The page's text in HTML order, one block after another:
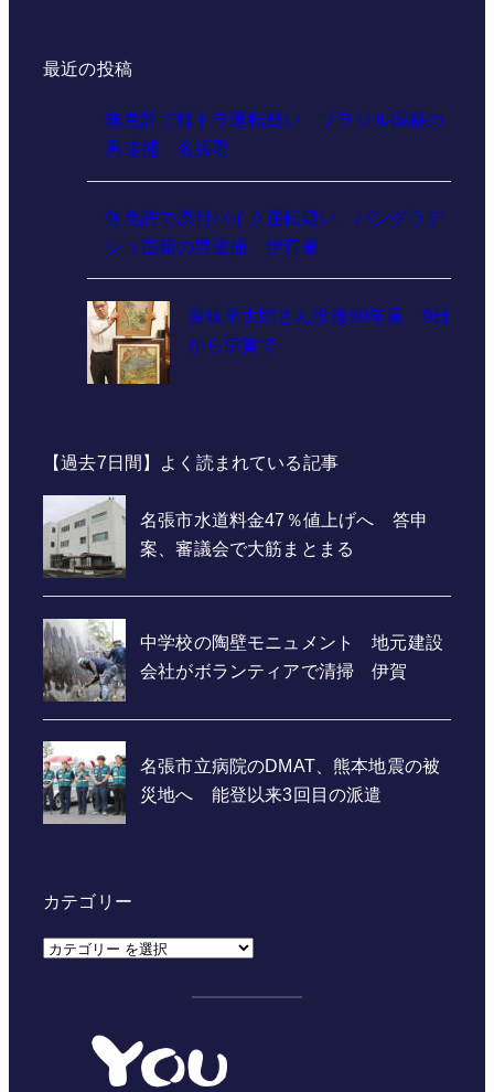
最近の投稿
無免許で軽トラ運転疑い ブラジル国籍の
男逮捕 名張署
無免許で原付バイク運転疑い バングラデ
シュ国籍の男逮捕 伊賀署
豊味平太郎さん没後50年展 9日
から伊賀で
【過去7日間】よく読まれている記事
カテゴリー
カ